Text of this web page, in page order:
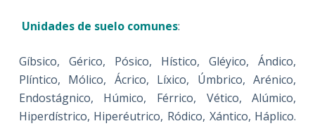
Unidades de suelo comunes:
Gíbsico, Gérico, Pósico, Hístico, Gléyico, Ándico,
Plíntico, Mólico, Ácrico, Líxico, Úmbrico, Arénico,
Endostágnico, Húmico, Férrico, Vético, Alúmico,
Hiperdístrico, Hiperéutrico, Ródico, Xántico, Háplico.